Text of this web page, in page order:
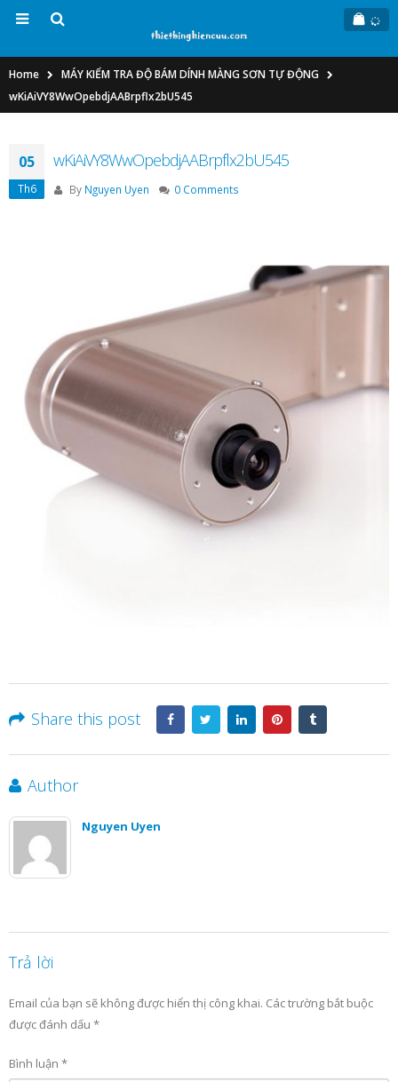
Home
MÁY KIỂM TRA ĐỘ BÁM DÍNH MÀNG SƠN TỰ ĐỘNG
wKiAiVY8WwOpebdjAABrpflx2bU545
05
Th6
wKiAiVY8WwOpebdjAABrpflx2bU545
By Nguyen Uyen 0 Comments
Share this post
Author
Nguyen Uyen
Trả lời
Email của bạn sẽ không được hiển thị công khai. Các trường bắt buộc
được đánh dấu *
Bình luận *